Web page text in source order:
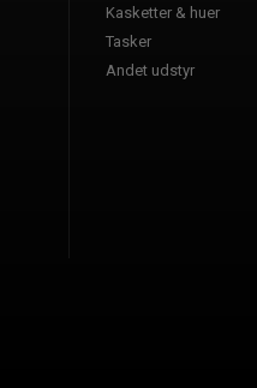
Kasketter & huer
Tasker
Andet udstyr